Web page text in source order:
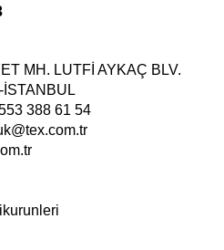
MH. LUTFİ AYKAÇ BLV.
İSTANBUL
388 61 54